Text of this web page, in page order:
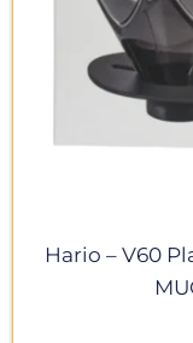
Hario – V60